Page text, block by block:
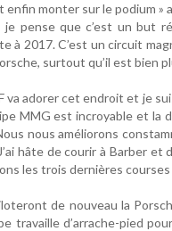
enfin monter sur le podium
je pense que c’est un but
à 2017. C’est un circuit
surtout qu’il est bien
va adorer cet endroit et je
MMG est incroyable et
nous améliorons
hâte de courir à Barber et
les trois dernières courses
de nouveau la
travaille d’arrache-pied